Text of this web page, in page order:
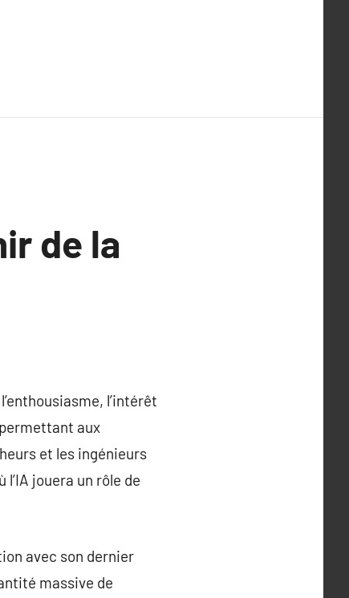
de la
l’intérêt
aux
et les ingénieurs
jouera un rôle de
avec son dernier
massive de